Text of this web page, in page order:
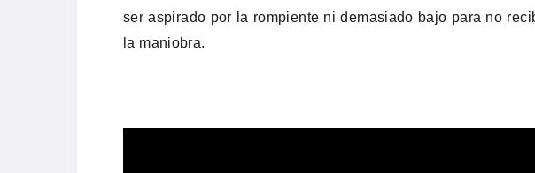
ser aspirado por la rompiente ni demasiado bajo para no
la maniobra.